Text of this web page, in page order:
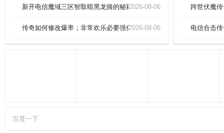
新开电信魔域三区智取暗黑龙骑的秘籍！2026-08-06
传奇如何修改爆率；非常欢乐必要强化真魂手镯！
2026-08-06
跨世伏魔
电信合击
百度一下